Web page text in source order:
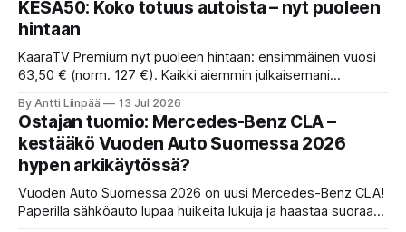
kalliiksi sudenkuopaksi. KaaraTV:n opas: Näin tunnistat riskit.
KESÄ50: Koko totuus autoista – nyt puoleen
hintaan
KaaraTV Premium nyt puoleen hintaan: ensimmäinen vuosi
63,50 € (norm. 127 €). Kaikki aiemmin julkaisemani
vertailut ja Käytetyn auton ansat. Nyt vain 5,30 €/kk. Tarjous
päättyy 31.8.2026. Reilut ehdot kerron artikkelissa. Kuten
aina.
By Antti Liinpää 13 Jul 2026
Ostajan tuomio: Mercedes-Benz CLA –
kestääkö Vuoden Auto Suomessa 2026
hypen arkikäytössä?
Vuoden Auto Suomessa 2026 on uusi Mercedes-Benz CLA!
Paperilla sähköauto lupaa huikeita lukuja ja haastaa suoraan